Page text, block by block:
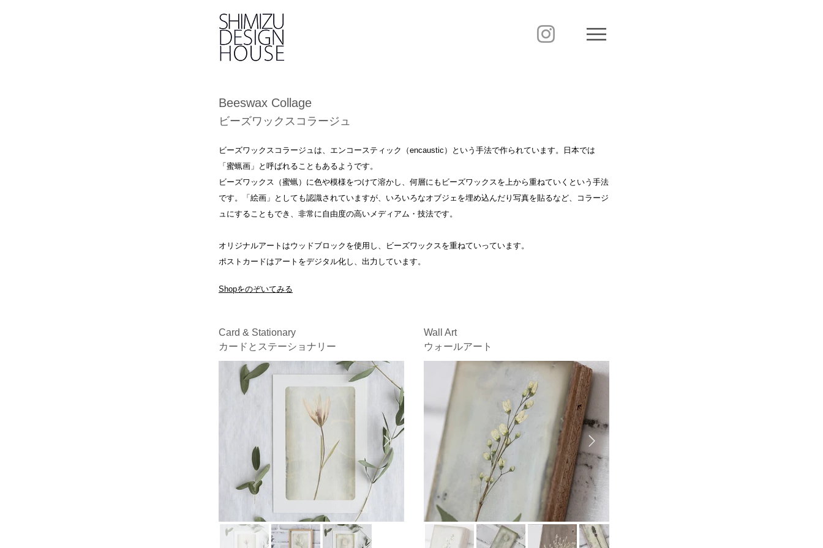
Beeswax Collage
ビーズワックスコラージュ
ビーズワックスコラージュは、エンコースティック（encaustic）という手法で作られています。日本では
「蜜蝋画」と呼ばれることもあるようです。
ビーズワックス（蜜蝋）に色や模様をつけて溶かし、何層にもビーズワックスを上から重ねていくという手法
です。
「絵画」としても認識されていますが、いろいろなオブジェを埋め込んだり写真を貼るなど、コラージ
ュにすることもでき、非常に自由度の高いメディアム・技法です。
オリジナルアートはウッドブロックを使用し、ビーズワックスを重ねていっています。
ポストカードはアートをデジタル化し、出力しています。
Shopをのぞいてみる
Card & Stationary
カードとステーショナリー
Wall Art
ウォールアート